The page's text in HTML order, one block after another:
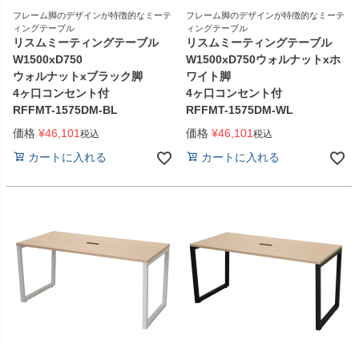
フレーム脚のデザインが特徴的なミーテ
ィングテーブル
リスムミーティングテーブル
W1500xD750
ウォルナットxブラック脚
4ヶ口コンセント付
RFFMT-1575DM-BL
価格 ¥46,101税込
カートに入れる
フレーム脚のデザインが特徴的なミーテ
ィングテーブル
リスムミーティングテーブル
W1500xD750ウォルナットxホ
ワイト脚
4ヶ口コンセント付
RFFMT-1575DM-WL
価格 ¥46,101税込
カートに入れる